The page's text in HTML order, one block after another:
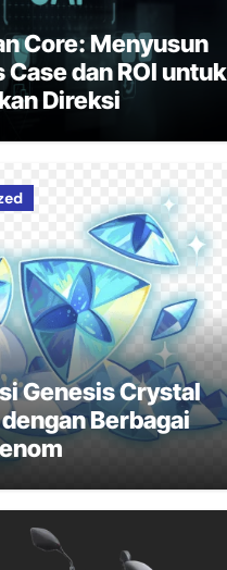
Core: Menyusun
dan ROI untuk
Direksi
Genesis Crystal
Berbagai